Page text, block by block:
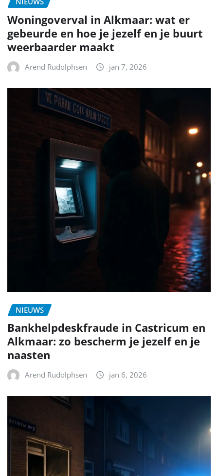
Woningoverval in Alkmaar: wat er
gebeurde en hoe je jezelf en je buurt
weerbaarder maakt
Arend Rudolphsen jan 7, 2026
NIEUWS
Bankhelpdeskfraude in Castricum en
Alkmaar: zo bescherm je jezelf en je
naasten
Arend Rudolphsen jan 6, 2026